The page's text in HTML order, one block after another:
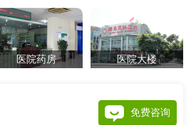
医院药房 医院大楼
免费咨询